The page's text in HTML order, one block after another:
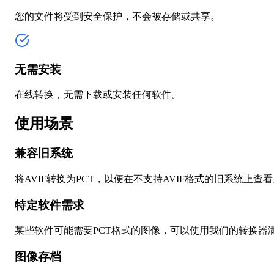
您的文件将受到安全保护，不会被存储或共享。
无需安装
在线转换，无需下载或安装任何软件。
使用场景
兼容旧系统
将AVIF转换为PCT，以便在不支持AVIF格式的旧系统上查看
特定软件需求
某些软件可能需要PCT格式的图像，可以使用我们的转换器
图像存档